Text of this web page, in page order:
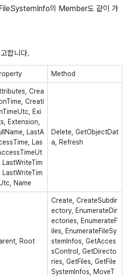
의 Member도 같이 가
합니다.
Method
Crea
Creati
Exi
Extension,
LastA
Las
LastWriteTim
LastWriteTim
Name
Delete, GetObjectDat
a, Refresh
Root
Create, CreateSubdir
ectory, EnumerateDir
ectories, EnumerateF
iles, EnumerateFileSy
stemInfos, GetAcces
sControl, GetDirecto
ries, GetFiles, GetFile
SystemInfos, MoveT